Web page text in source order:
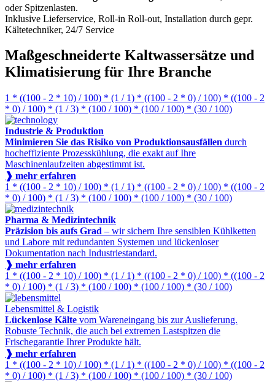
oder Spitzenlasten.
Inklusive Lieferservice, Roll-in Roll-out, Installation durch gepr.
Kältetechniker, 24/7 Service
Maßgeschneiderte Kaltwassersätze und
Klimatisierung für Ihre Branche
1 * ((100 - 2 * 10) / 100) * (1 / 1) * ((100 - 2 * 0) / 100) * ((100 - 2
* 0) / 100) * (1 / 3) * (100 / 100) * (100 / 100) * (30 / 100)
Industrie & Produktion
Minimieren Sie das Risiko von Produktionsausfällen durch
hocheffiziente Prozesskühlung, die exakt auf Ihre
Maschinenlaufzeiten abgestimmt ist.
❱ mehr erfahren
1 * ((100 - 2 * 10) / 100) * (1 / 1) * ((100 - 2 * 0) / 100) * ((100 - 2
* 0) / 100) * (1 / 3) * (100 / 100) * (100 / 100) * (30 / 100)
Pharma & Medizintechnik
Präzision bis aufs Grad – wir sichern Ihre sensiblen Kühlketten
und Labore mit redundanten Systemen und lückenloser
Dokumentation nach Industriestandard.
❱ mehr erfahren
1 * ((100 - 2 * 10) / 100) * (1 / 1) * ((100 - 2 * 0) / 100) * ((100 - 2
* 0) / 100) * (1 / 3) * (100 / 100) * (100 / 100) * (30 / 100)
Lebensmittel & Logistik
Lückenlose Kälte vom Wareneingang bis zur Auslieferung.
Robuste Technik, die auch bei extremen Lastspitzen die
Frischegarantie Ihrer Produkte hält.
❱ mehr erfahren
1 * ((100 - 2 * 10) / 100) * (1 / 1) * ((100 - 2 * 0) / 100) * ((100 - 2
* 0) / 100) * (1 / 3) * (100 / 100) * (100 / 100) * (30 / 100)